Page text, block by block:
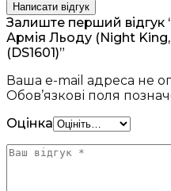
Написати відгук
Залиште перший відгук
Армія Льоду (Night
(DS1601)”
Ваша e-mail адреса не
Обов’язкові поля
Оцінка